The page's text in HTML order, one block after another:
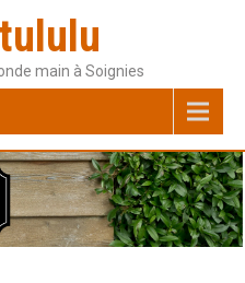
main à Soignies